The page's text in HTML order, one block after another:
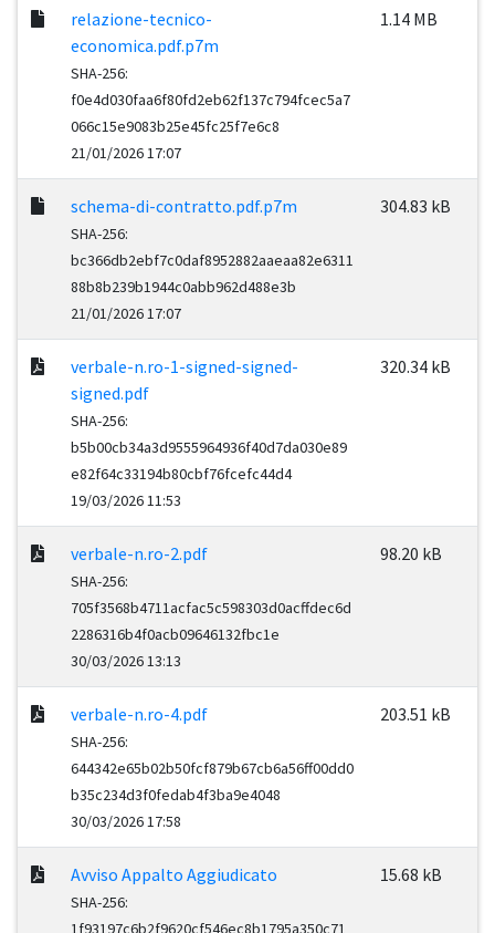
relazione-tecnico-
economica.pdf.p7m
SHA-256:
f0e4d030faa6f80fd2eb62f137c794fcec5a7
066c15e9083b25e45fc25f7e6c8
21/01/2026 17:07
1.14 MB
schema-di-contratto.pdf.p7m
SHA-256:
bc366db2ebf7c0daf8952882aaeaa82e6311
88b8b239b1944c0abb962d488e3b
21/01/2026 17:07
304.83 kB
verbale-n.ro-1-signed-signed-
signed.pdf
SHA-256:
b5b00cb34a3d9555964936f40d7da030e89
e82f64c33194b80cbf76fcefc44d4
19/03/2026 11:53
320.34 kB
verbale-n.ro-2.pdf
SHA-256:
705f3568b4711acfac5c598303d0acffdec6d
2286316b4f0acb09646132fbc1e
30/03/2026 13:13
98.20 kB
verbale-n.ro-4.pdf
SHA-256:
644342e65b02b50fcf879b67cb6a56ff00dd0
b35c234d3f0fedab4f3ba9e4048
30/03/2026 17:58
203.51 kB
Avviso Appalto Aggiudicato
SHA-256:
1f93197c6b2f9620cf546ec8b1795a350c71
15.68 kB